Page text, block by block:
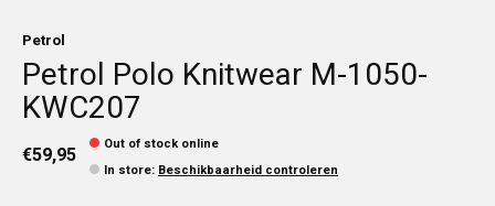
Petrol
Petrol Polo Knitwear M-1050-
KWC207
€59,95
Out of stock online
In store: Beschikbaarheid controleren